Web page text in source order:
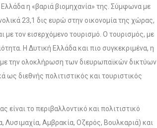
η «βαριά βιομηχανία» της. Σύμφωνα με
23,1 δις ευρώ στην οικονομία της χώρας,
τον εισερχόμενο τουρισμό. Ο τουρισμός, με
Η Δυτική Ελλάδα και πιο συγκεκριμένα, η
με την ολοκλήρωση των διευρωπαϊκών δικτύων
ως διεθνής πολιτιστικός και τουριστικός
είναι το περιβαλλοντικό και πολιτιστικό
Λυσιμαχία, Αμβρακία, Οζερός, Βουλκαριά) και